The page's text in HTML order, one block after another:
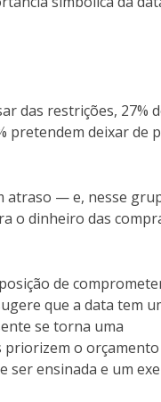
das restrições, 27%
pretendem deixar de
atraso — e, nesse
o dinheiro das
de
que a data tem
se torna uma
priorizem o orçamento
ser ensinada e um